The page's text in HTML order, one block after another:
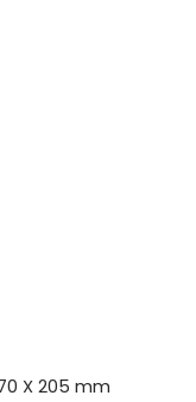
X 205 mm